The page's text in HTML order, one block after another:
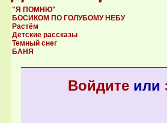
"Я ПОМНЮ"
БОСИКОМ ПО ГОЛУБОМУ НЕБУ
Растём
Детские рассказы
Темный снег
БАНЯ
Войдитеили